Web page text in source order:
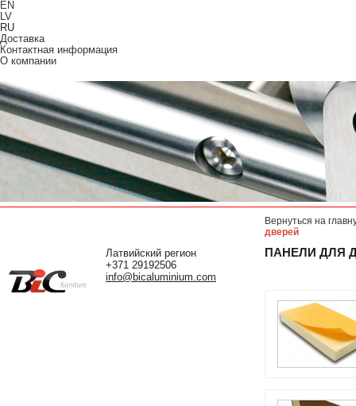
EN
LV
RU
Доставка
Контактная информация
О компании
Латвийский регион
+371 29192506
info@bicaluminium.com
Вернуться на
дверей
ПАНЕЛИ ДЛЯ